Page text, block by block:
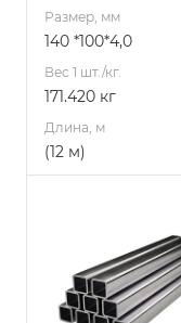
Размер, мм
140 *100*4,0
Вес 1 шт./кг.
171.420 кг
Длина, м
(12 м)